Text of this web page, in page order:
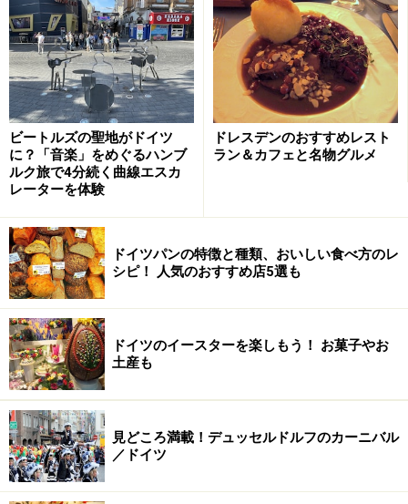
趣きのある坂道。両側にはカラフルな家がいっぱい
※写真はクリックで拡大
ここには特に有名な観光スポットやお店がたくさんある
わけではありません。バート・ヴィンプフェンは、観光
地化されていないドイツの古くて素敵な町並みを純粋に
楽しみたい、という方にかなりオススメ！ 町はとても小
さく、半日あれば周れてしまう規模（ガイドは一つ一つ
くらいでしたが……）。ぜひ、いろいろな小道もくまなく
歩いてみてください。どこを通っても本当に可愛い建物
がぎっしりと並んでいて、たくさんの絵になる風景に出
合えますよ。
ネッカー川沿いで発展してきた歴史ある町
中世の時代、シュタウフェン家が建設した城壁の跡
ビートルズの聖地がドイツ
に？「音楽」をめぐるハンブ
ルク旅で4分続く曲線エスカ
レーターを体験
ドレスデンのおすすめレスト
ラン＆カフェと名物グルメ
ドイツパンの特徴と種類、おいしい食べ方のレ
シピ！ 人気のおすすめ店5選も
ドイツのイースターを楽しもう！ お菓子やお
土産も
見どころ満載！デュッセルドルフのカーニバル
／ドイツ